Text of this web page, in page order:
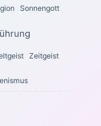
Sonnengott
Zeitgeist